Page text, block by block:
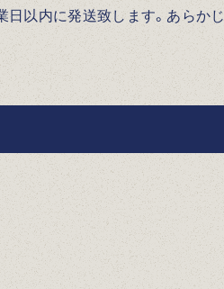
日以内に発送致します。あらかじ